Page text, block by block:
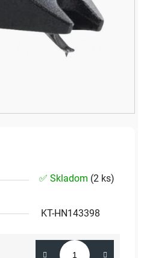
✅ Skladom (2 ks)
KT-HN143398